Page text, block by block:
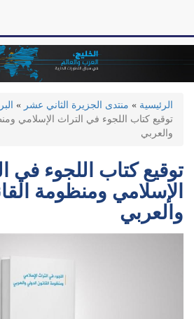
المحتوى
الرئيسية » منتدى الجزيرة الثاني عشر »
توقيع كتاب اللجوء في التراث الإسلامي
والعربي
​توقيع كتاب اللجوء في
الإسلامي ومنظومة
والعربي